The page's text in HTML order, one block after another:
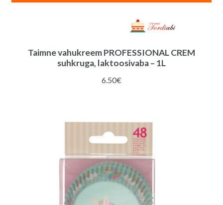
Taimne vahukreem PROFESSIONAL CREM
suhkruga, laktoosivaba – 1L
6.50€